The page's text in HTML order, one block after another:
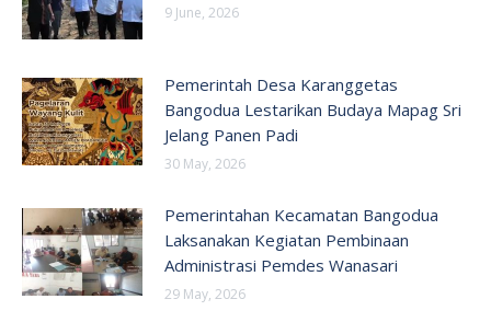
9 June, 2026
Pemerintah Desa Karanggetas
Bangodua Lestarikan Budaya Mapag Sri
Jelang Panen Padi
30 May, 2026
Pemerintahan Kecamatan Bangodua
Laksanakan Kegiatan Pembinaan
Administrasi Pemdes Wanasari
29 May, 2026